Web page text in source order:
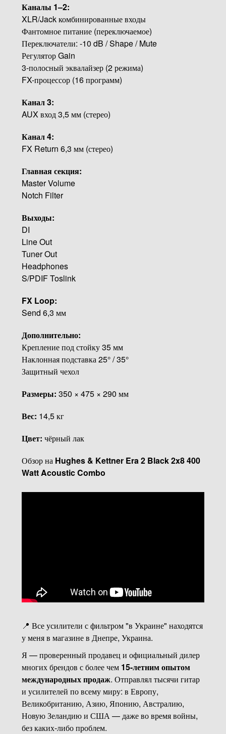
Каналы 1–2:
XLR/Jack комбинированные входы
Фантомное питание (переключаемое)
Переключатели: -10 dB / Shape / Mute
Регулятор Gain
3-полосный эквалайзер (2 режима)
FX-процессор (16 программ)
Канал 3:
AUX вход 3,5 мм (стерео)
Канал 4:
FX Return 6,3 мм (стерео)
Главная секция:
Master Volume
Notch Filter
Выходы:
DI
Line Out
Tuner Out
Headphones
S/PDIF Toslink
FX Loop:
Send 6,3 мм
Дополнительно:
Крепление под стойку 35 мм
Наклонная подставка 25° / 35°
Защитный чехол
Размеры: 350 × 475 × 290 мм
Вес: 14,5 кг
Цвет: чёрный лак
Обзор на Hughes & Kettner Era 2 Black 2x8 400
Watt Acoustic Combo
📍 Все усилители с фильтром "в Украине" находятся
у меня в магазине в Днепре, Украина.
Я — проверенный продавец и официальный дилер
многих брендов с более чем 15-летним опытом
международных продаж. Отправлял тысячи гитар
и усилителей по всему миру: в Европу,
Великобританию, Азию, Японию, Австралию,
Новую Зеландию и США — даже во время войны,
без каких-либо проблем.